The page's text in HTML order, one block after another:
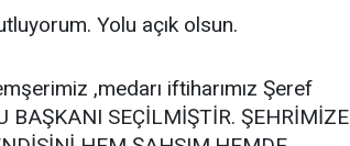
Yolu açık olsun.
,medarı iftiharımız Şeref
BAŞKANI SEÇİLMİŞTİR. ŞEHRİMİZE